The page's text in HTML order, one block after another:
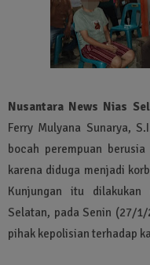
Nusantara News Nias
Ferry Mulyana Sunarya,
bocah perempuan
karena diduga menjadi
Kunjungan itu dilakukan
Selatan, pada Senin (27/
pihak kepolisian terhadap